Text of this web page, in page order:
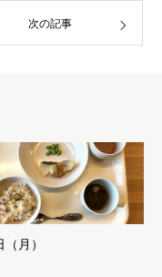
次の記事
（月）